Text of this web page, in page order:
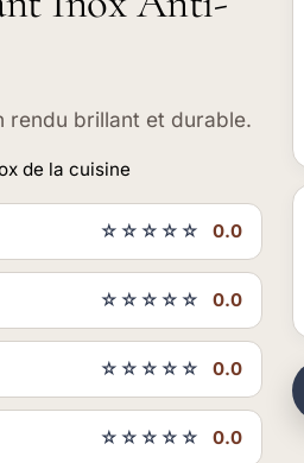
rendu brillant et durable.
de la cuisine
☆☆☆☆☆ 0.0
☆☆☆☆☆ 0.0
☆☆☆☆☆ 0.0
☆☆☆☆☆ 0.0